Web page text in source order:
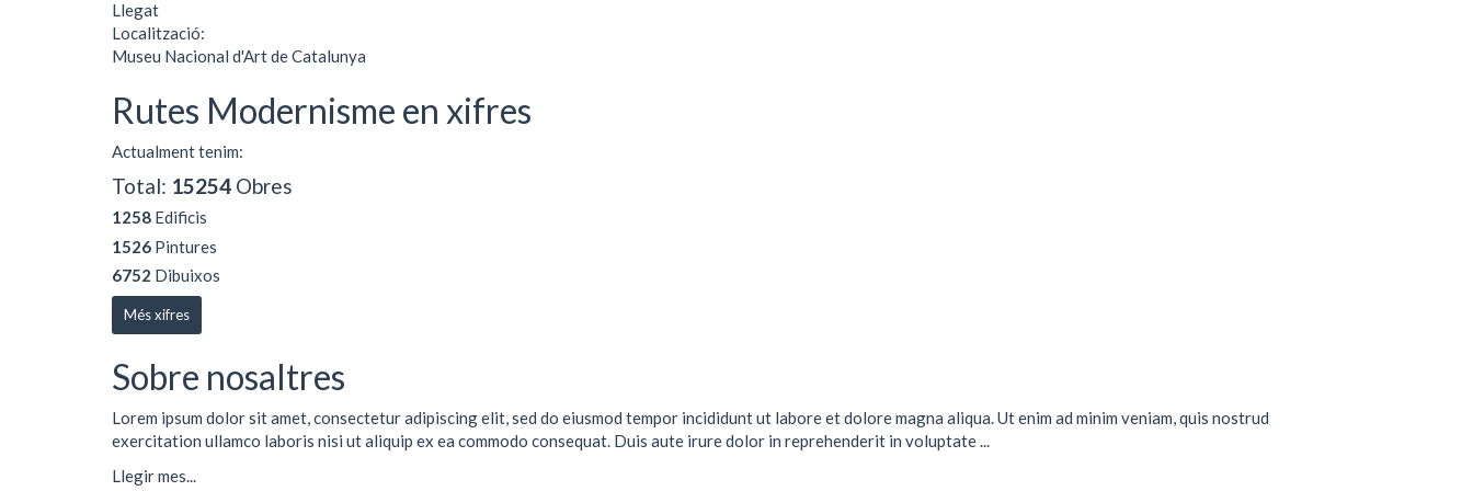
Llegat
Localització:
Museu Nacional d'Art de Catalunya
Rutes Modernisme en xifres
Actualment tenim:
Total: 15254 Obres
1258 Edificis
1526 Pintures
6752 Dibuixos
Més xifres
Sobre nosaltres
Lorem ipsum dolor sit amet, consectetur adipiscing elit, sed do eiusmod tempor incididunt ut labore et dolore magna aliqua. Ut enim ad minim veniam, quis nostrud
exercitation ullamco laboris nisi ut aliquip ex ea commodo consequat. Duis aute irure dolor in reprehenderit in voluptate ...
Llegir mes...